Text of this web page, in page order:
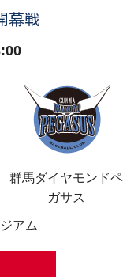
幕戦
群馬ダイヤモンドペ
ガサス
アム